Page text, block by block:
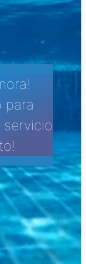
para